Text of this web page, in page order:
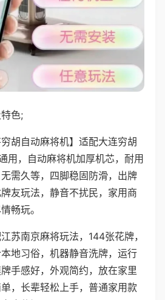
色;
穷胡自动麻将机】适配大连穷胡
用，自动麻将机加厚机芯，耐用
需久等，四脚稳固防滑，出牌
友玩法，静音不扰民，家用商
畅玩。
苏南京麻将玩法，144张花牌，
地习俗，机器静音洗牌，运行
手感好，外观简约，放在家里
，长辈轻松上手，普通家用款